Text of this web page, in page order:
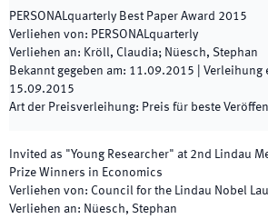
PERSONALquarterly Best Paper Award 2015
Verliehen von: PERSONALquarterly
Verliehen an: Kröll, Claudia; Nüesch, Stephan
Bekannt gegeben am: 11.09.2015 Verleihung
15.09.2015
Art der Preisverleihung: Preis für beste
Invited as "Young Researcher" at 2nd Lindau
Prize Winners in Economics
Verliehen von: Council for the Lindau Nobel
Verliehen an: Nüesch, Stephan